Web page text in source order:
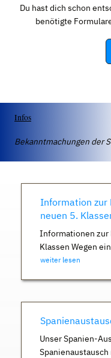
Du hast dich schon
benötigte
Infos
Bekanntmachungen der
Information zur
neuen 5.
Informationen zur
Klassen Wegen
weiter lesen
Unser Spanien-